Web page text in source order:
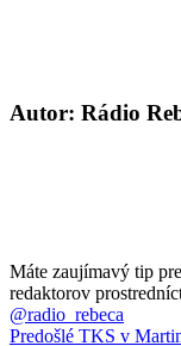
Autor: Rádio
Máte zaujímavý tip
redaktorov
@radio_rebeca
Predošlé TKS v